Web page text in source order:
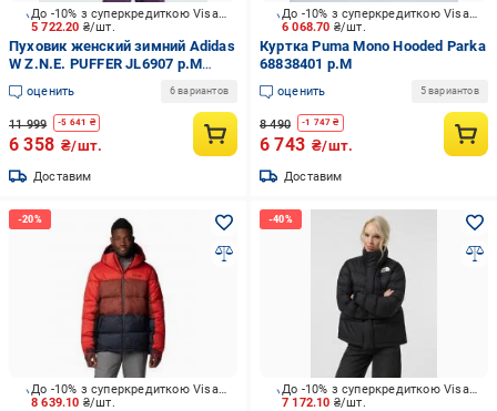
5 722.20 ₴/шт.
До -10% з суперкредиткою Visa Вигода
Пуховик женский зимний Adidas
W Z.N.E. PUFFER JL6907 р.M
черный
оценить 6 вариантов
11 999 -5 641 ₴
6 358 ₴/шт.
Доставим
6 068.70 ₴/шт.
До -10% з суперкредиткою Visa Вигода
Куртка Puma Mono Hooded Parka
68838401 р.M
оценить 5 вариантов
8 490 -1 747 ₴
6 743 ₴/шт.
Доставим
8 639.10 ₴/шт.
До -10% з суперкредиткою Visa Вигода
7 172.10 ₴/шт.
До -10% з суперкредиткою Visa Вигода